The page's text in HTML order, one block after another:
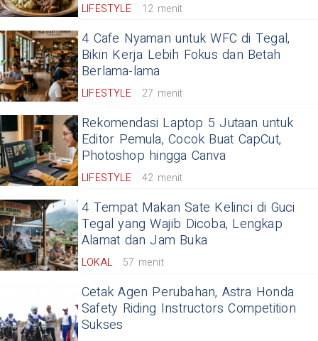
LIFESTYLE 12 menit
4 Cafe Nyaman untuk WFC di Tegal,
Bikin Kerja Lebih Fokus dan Betah
Berlama-lama
LIFESTYLE 27 menit
Rekomendasi Laptop 5 Jutaan untuk
Editor Pemula, Cocok Buat CapCut,
Photoshop hingga Canva
LIFESTYLE 42 menit
4 Tempat Makan Sate Kelinci di Guci
Tegal yang Wajib Dicoba, Lengkap
Alamat dan Jam Buka
LOKAL 57 menit
Cetak Agen Perubahan, Astra Honda
Safety Riding Instructors Competition
Sukses